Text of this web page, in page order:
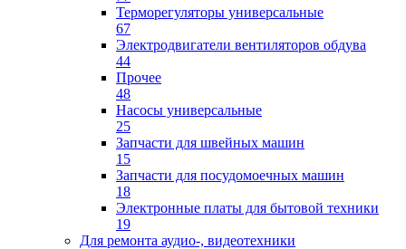
Терморегуляторы универсальные
67
Электродвигатели вентиляторов обдува
44
Прочее
48
Насосы универсальные
25
Запчасти для швейных машин
15
Запчасти для посудомоечных машин
18
Электронные платы для бытовой техники
19
Для ремонта аудио-, видеотехники